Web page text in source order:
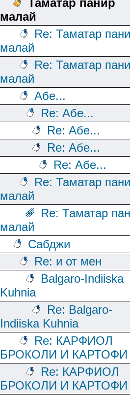
Таматар панир
малай
Re: Таматар
малай
Re: Таматар
малай
Абе...
Re: Абе...
Re: Абе...
Re: Абе...
Re: Абе...
Re: Таматар
малай
Re: Таматар
малай
Сабджи
Re: и от мен
Balgaro-Indiiska
Kuhnia
Re: Balgaro-
Indiiska Kuhnia
Re: КАРФИОЛ
БРОКОЛИ И КАРТОФИ
Re: КАРФИОЛ
БРОКОЛИ И КАРТОФИ